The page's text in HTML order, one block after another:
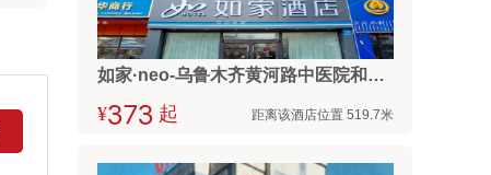
如家·neo-乌鲁木齐黄河路中医院和田二街店
¥  起 距离该酒店位置 519.7米